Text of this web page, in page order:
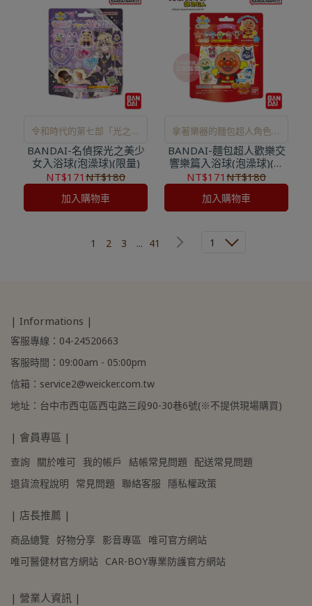
令和時代的第七部「光之美
少女」系列作品主題
BANDAI-名偵探光之美少
女入浴球(泡澡球)(限量)
NT$171NT$180
加入購物車
拿著樂器的麵包超人角色小
公仔
BANDAI-麵包超人歡樂交
響樂篇入浴球(泡澡球)(限
量)
NT$171NT$180
加入購物車
1 2 3 ... 41 1
| Informations |
客服專線：04-24520663
客服時間：09:00am - 05:00pm
信箱：service2@weicker.com.tw
地址：台中市西屯區西屯路三段90-30巷6號(※不提供現場購買)
| 會員專區 |
查詢 關於唯可 我的帳戶 結帳常見問題 配送常見問題
退貨流程說明 常見問題 聯絡客服 隱私權政策
| 店長推薦 |
商品總覽 好物分享 影音專區 唯可官方網站
唯可醫健材官方網站 CAR-BOY專業防護官方網站
| 營業人資訊 |